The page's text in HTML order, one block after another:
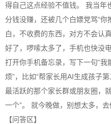
得自己这点经验不值钱。 我当年
分钱没赚，还被几个白嫖党骂“你
白，不收费的东西，对方不会认
好了，啰嗦太多了，手机也快没
打开你手机备忘录，写下一句“我
烦”，比如“帮家长用AI生成孩子
最活跃的那个家长群或朋友圈，
一个”。 就今晚做，别想太多，去
【问答区】